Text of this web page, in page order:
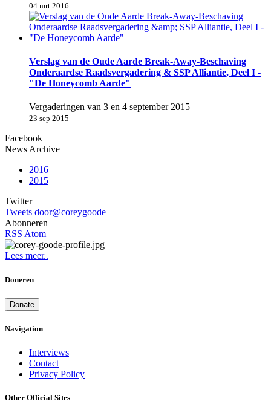
04 mrt 2016
Verslag van de Oude Aarde Break-Away-Beschaving
Onderaardse Raadsvergadering & SSP Alliantie, Deel I -
"De Honeycomb Aarde"
Vergaderingen van 3 en 4 september 2015
23 sep 2015
Facebook
News Archive
2016
2015
Twitter
Tweets door@coreygoode
Abonneren
RSS Atom
Lees meer..
Doneren
Donate
Navigation
Interviews
Contact
Privacy Policy
Other Official Sites